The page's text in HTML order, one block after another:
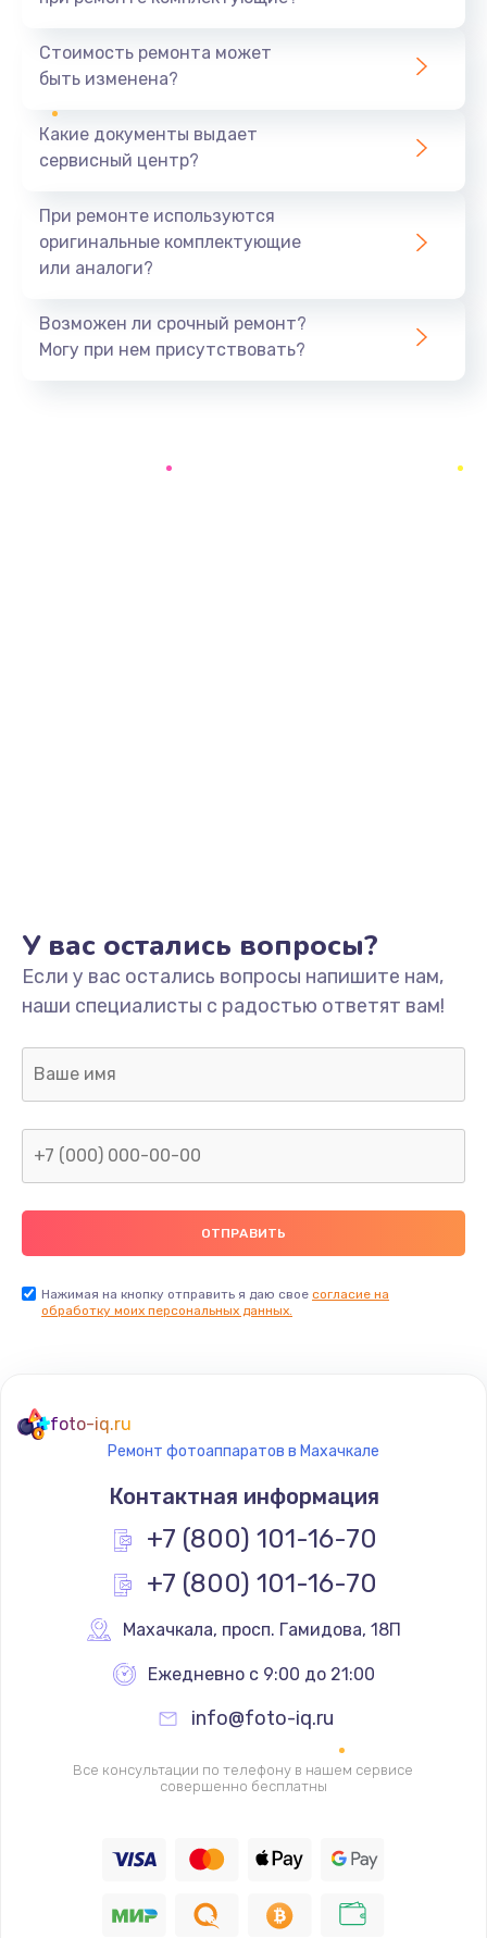
1440 руб.
Ремонт южного моста
Замена батарейки BIOS
Заказать
Замена/Pемонт карбюратора
1300 руб.
Заказать
Ремонт капиллярной трубки
400 руб.
Заказать
Замена термостата
1200 руб.
Заказать
Замена реле
Замена термопредохранителя
700 руб.
Заказать
2500 руб.
Стоимость ремонта может
быть изменена?
Какие документы выдает
сервисный центр?
При ремонте используются
оригинальные комплектующие
или аналоги?
Возможен ли срочный ремонт?
Могу при нем присутствовать?
У вас остались вопросы?
Если у вас остались вопросы напишите нам,
наши специалисты с радостью ответят вам!
Нажимая на кнопку отправить я даю свое согласие на
обработку моих персональных данных.
foto-iq.ru
Ремонт фотоаппаратов в Махачкале
Контактная информация
+7 (800) 101-16-70
+7 (800) 101-16-70
Махачкала, просп. Гамидова, 18П
Ежедневно с 9:00 до 21:00
info@foto-iq.ru
Все консультации по телефону в нашем сервисе
совершенно бесплатны